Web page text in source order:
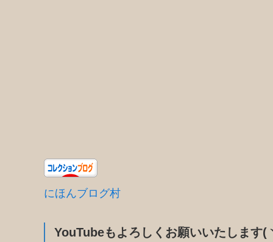
にほんブログ村
YouTubeもよろしくお願いいたします(